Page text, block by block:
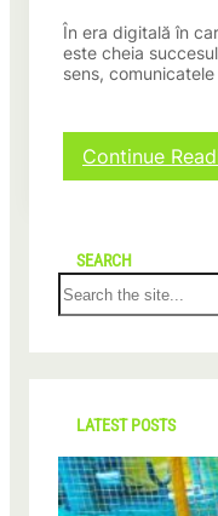
În era digitală în
este cheia
sens,
Continue
SEARCH
S
e
r
c
LATEST POSTS